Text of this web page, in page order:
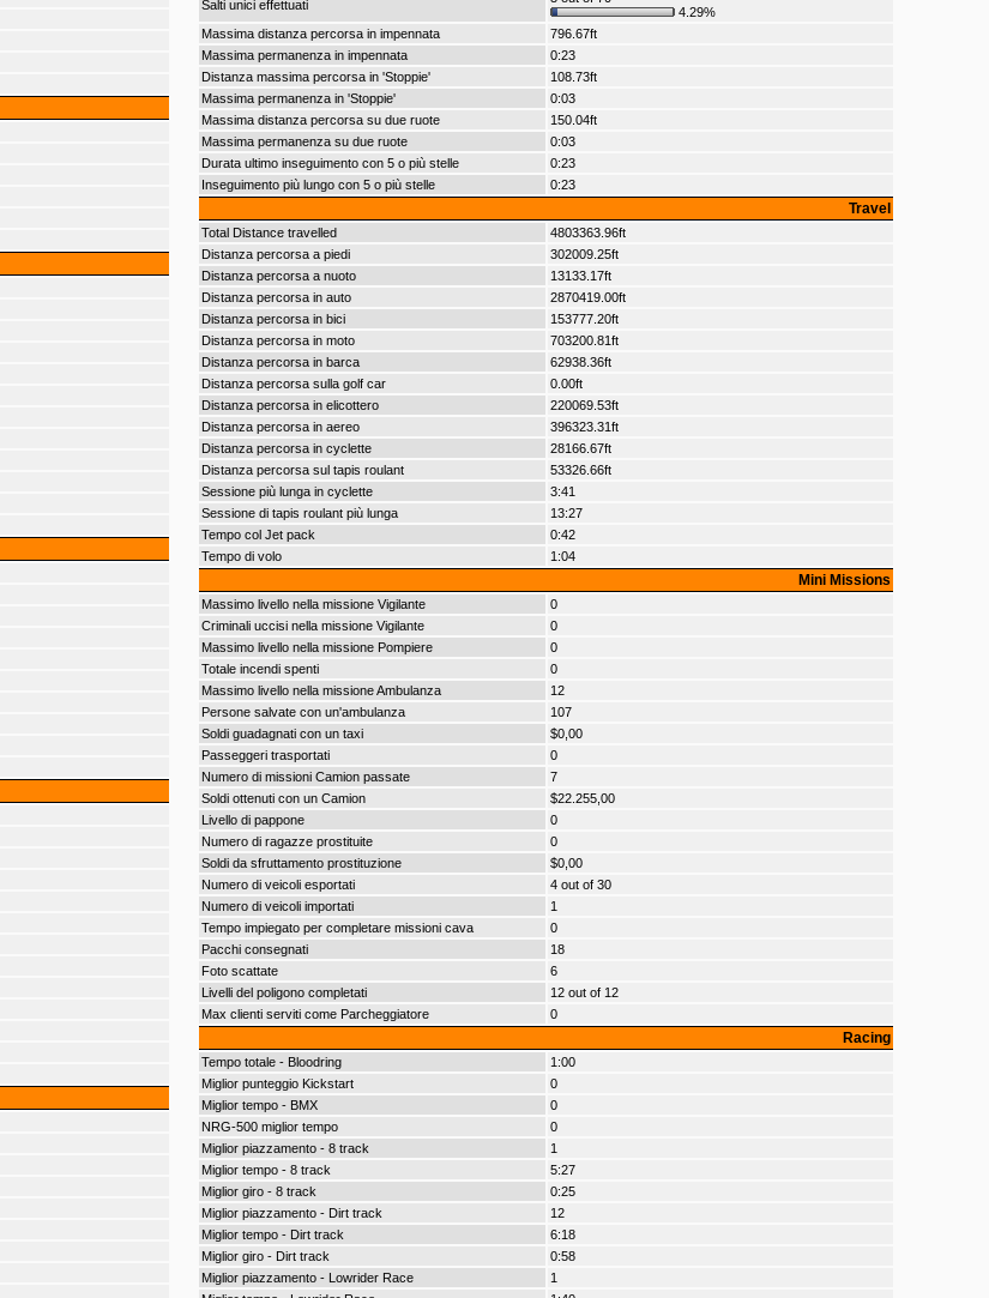
Salti unici effettuati
4.29%
Massima distanza percorsa in impennata
796.67ft
Massima permanenza in impennata
0:23
Distanza massima percorsa in 'Stoppie'
108.73ft
Massima permanenza in 'Stoppie'
0:03
Massima distanza percorsa su due ruote
150.04ft
Massima permanenza su due ruote
0:03
Durata ultimo inseguimento con 5 o più stelle
0:23
Inseguimento più lungo con 5 o più stelle
0:23
Travel
Total Distance travelled
4803363.96ft
Distanza percorsa a piedi
302009.25ft
Distanza percorsa a nuoto
13133.17ft
Distanza percorsa in auto
2870419.00ft
Distanza percorsa in bici
153777.20ft
Distanza percorsa in moto
703200.81ft
Distanza percorsa in barca
62938.36ft
Distanza percorsa sulla golf car
0.00ft
Distanza percorsa in elicottero
220069.53ft
Distanza percorsa in aereo
396323.31ft
Distanza percorsa in cyclette
28166.67ft
Distanza percorsa sul tapis roulant
53326.66ft
Sessione più lunga in cyclette
3:41
Sessione di tapis roulant più lunga
13:27
Tempo col Jet pack
0:42
Tempo di volo
1:04
Mini Missions
Massimo livello nella missione Vigilante
0
Criminali uccisi nella missione Vigilante
0
Massimo livello nella missione Pompiere
0
Totale incendi spenti
0
Massimo livello nella missione Ambulanza
12
Persone salvate con un'ambulanza
107
Soldi guadagnati con un taxi
$0,00
Passeggeri trasportati
0
Numero di missioni Camion passate
7
Soldi ottenuti con un Camion
$22.255,00
Livello di pappone
0
Numero di ragazze prostituite
0
Soldi da sfruttamento prostituzione
$0,00
Numero di veicoli esportati
4 out of 30
Numero di veicoli importati
1
Tempo impiegato per completare missioni cava
0
Pacchi consegnati
18
Foto scattate
6
Livelli del poligono completati
12 out of 12
Max clienti serviti come Parcheggiatore
0
Racing
Tempo totale - Bloodring
1:00
Miglior punteggio Kickstart
0
Miglior tempo - BMX
0
NRG-500 miglior tempo
0
Miglior piazzamento - 8 track
1
Miglior tempo - 8 track
5:27
Miglior giro - 8 track
0:25
Miglior piazzamento - Dirt track
12
Miglior tempo - Dirt track
6:18
Miglior giro - Dirt track
0:58
Miglior piazzamento - Lowrider Race
1